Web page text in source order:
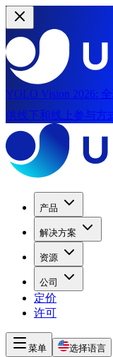
YOLO Vision 2026:
供线下和线上参与方
产品
解决方案
资源
公司
定价
许可
菜单 选择语言